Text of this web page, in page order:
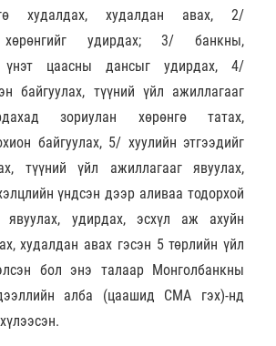
худалдах, худалдан авах, 2/
хөрөнгийг удирдах; 3/ банкны,
үнэт цаасны дансыг удирдах, 4/
байгуулах, түүний үйл ажиллагааг
зориулан хөрөнгө татах,
байгуулах, 5/ хуулийн этгээдийг
түүний үйл ажиллагааг явуулах,
үндсэн дээр аливаа тодорхой
явуулах, удирдах, эсхүл аж ахуйн
худалдан авах гэсэн 5 төрлийн үйл
бол энэ талаар Монголбанкны
алба (цаашид СМА гэх)-нд